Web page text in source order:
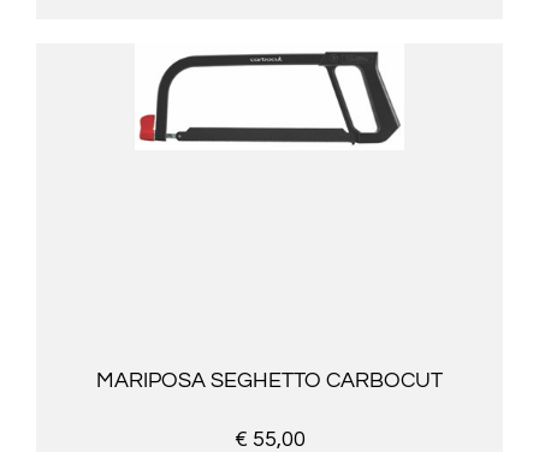
MARIPOSA SEGHETTO CARBOCUT
€ 55,00